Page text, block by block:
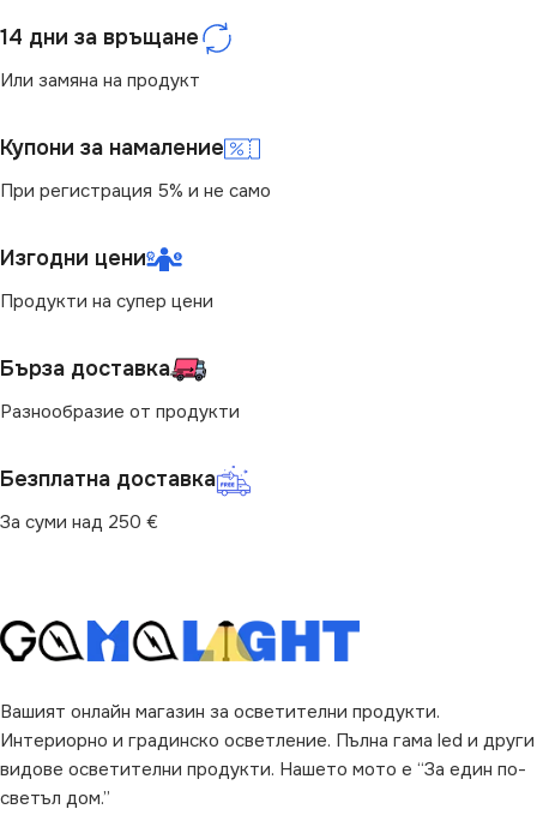
5600
220V
МОЩНОСТ (W) 52
Повърхностен
за Барплот за Дневна,
Коридор
за Кухня,за
Магазин,за Офис,за Таван,
ЦВЯТ Черно
ДИМИРАНЕ
Не се димира
14 дни за връщане
Или замяна на продукт
Купони за намаление
При регистрация 5% и не само
Изгодни цени
Продукти на супер цени
Бърза доставка
Разнообразие от продукти
Безплатна доставка
За суми над 250 €
Вашият онлайн магазин за осветителни продукти.
Интериорно и градинско осветление. Пълна гама led и други
видове осветителни продукти. Нашето мото е “За един по-
светъл дом.”